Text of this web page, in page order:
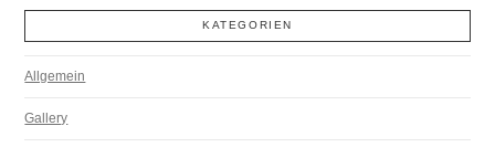
KATEGORIEN
Allgemein
Gallery